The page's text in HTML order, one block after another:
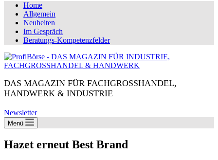
Home
Allgemein
Neuheiten
Im Gespräch
Beratungs-Kompetenzfelder
DAS MAGAZIN FÜR FACHGROSSHANDEL,
HANDWERK & INDUSTRIE
Newsletter
Menü
Hazet erneut Best Brand